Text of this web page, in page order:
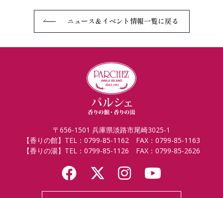
ニュース＆イベント情報一覧に戻る
〒656-1501 兵庫県淡路市尾崎3025-1
【香りの館】TEL：0799-85-1162 FAX：0799-85-1163
【香りの湯】TEL：0799-85-1126 FAX：0799-85-2626